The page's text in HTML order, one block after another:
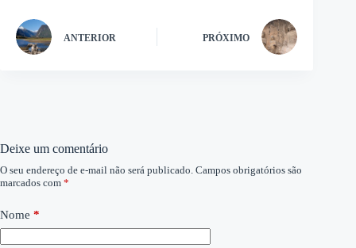
ANTERIOR PRÓXIMO
Deixe um comentário
O seu endereço de e-mail não será publicado. Campos obrigatórios são
marcados com *
Nome *